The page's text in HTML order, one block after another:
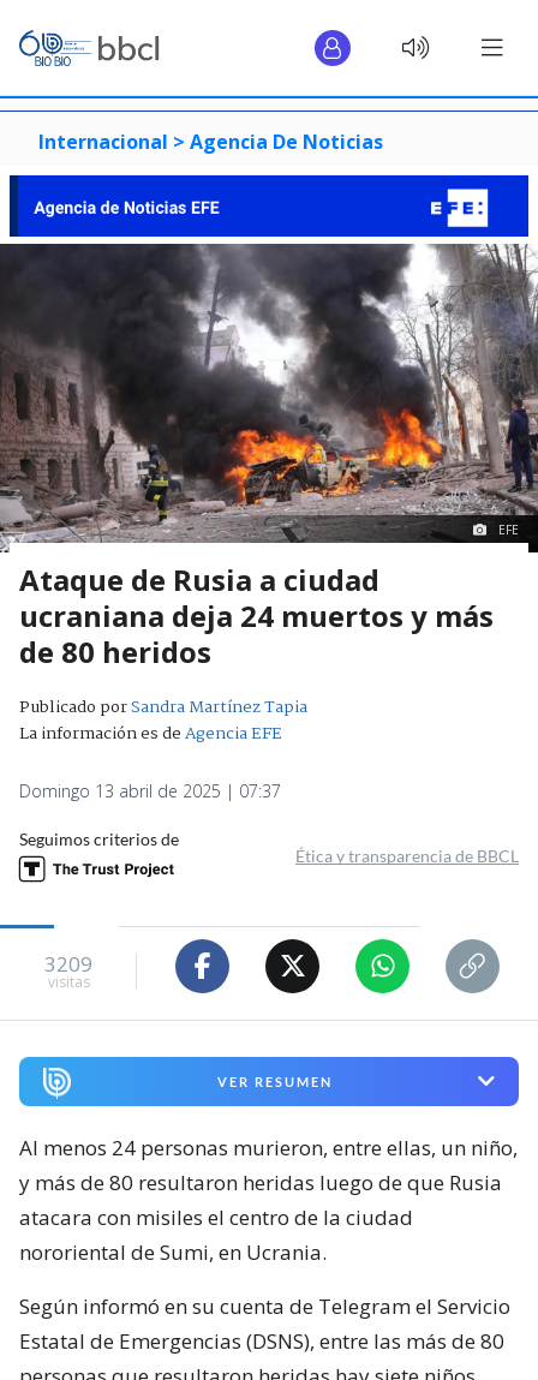
Internacional > Agencia De Noticias
EFE
Ataque de Rusia a ciudad
ucraniana deja 24 muertos y más
de 80 heridos
Publicado porSandra Martínez Tapia
La información es deAgencia EFE
Domingo 13 abril de 2025 | 07:37
Seguimos criterios de
Ética y transparencia de BBCL
3209
visitas
VER RESUMEN
Al menos 24 personas murieron, entre ellas, un niño,
y más de 80 resultaron heridas luego de que Rusia
atacara con misiles el centro de la ciudad
nororiental de Sumi, en Ucrania.
Según informó en su cuenta de Telegram el Servicio
Estatal de Emergencias (DSNS), entre las más de 80